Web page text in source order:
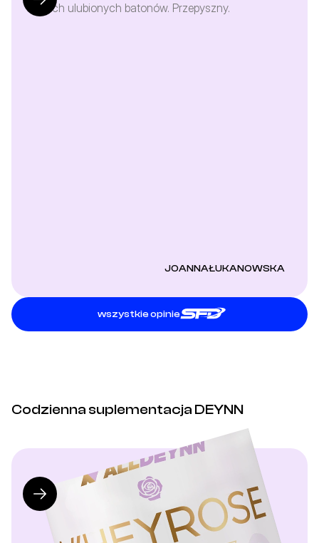
moich ulubionych batonów. Przepyszny.
JOANNAŁUKANOWSKA
wszystkie opinie
Codzienna suplementacja DEYNN